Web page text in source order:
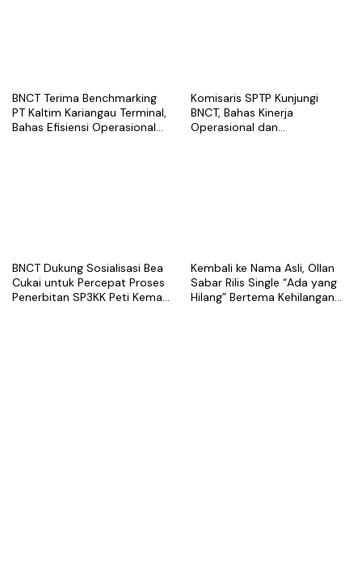
BNCT Terima Benchmarking
PT Kaltim Kariangau Terminal,
Bahas Efisiensi Operasional
Komisaris SPTP Kunjungi
BNCT, Bahas Kinerja
Operasional dan
BNCT Dukung Sosialisasi Bea
Cukai untuk Percepat Proses
Penerbitan SP3KK Peti Kemas
Kembali ke Nama Asli, Ollan
Sabar Rilis Single “Ada yang
Hilang” Bertema Kehilangan